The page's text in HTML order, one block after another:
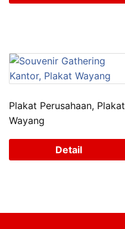
Plakat Perusahaan, Plakat
Wayang
Detail